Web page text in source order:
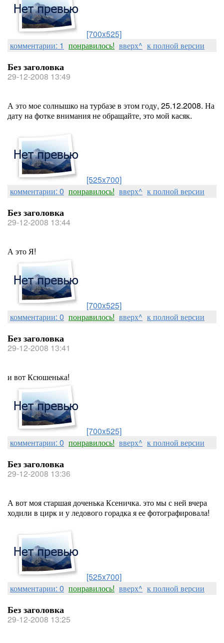
[700x525]
комментарии: 1 понравилось! вверх^ к полной версии
Без заголовка
29-12-2008 13:49
А это мое солнышко на турбазе в этом году, 25.12.2008. На
дату на фотке внимания не обращайте, это мой касяк.
[525x700]
комментарии: 0 понравилось! вверх^ к полной версии
Без заголовка
29-12-2008 13:44
А это Я!
[700x525]
комментарии: 0 понравилось! вверх^ к полной версии
Без заголовка
29-12-2008 13:41
и вот Ксюшенька!
[700x525]
комментарии: 0 понравилось! вверх^ к полной версии
Без заголовка
29-12-2008 13:36
А вот моя старшая доченька Ксеничка. это мы с ней вчера
ходили в цирк и у ледового горадка я ее фотографировала!
[525x700]
комментарии: 0 понравилось! вверх^ к полной версии
Без заголовка
29-12-2008 13:25